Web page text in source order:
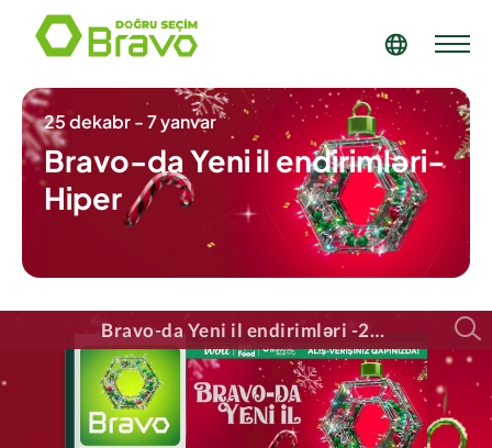
25 dekabr - 7 yanvar
Bravo-da Yeni il endirimləri-
Hiper